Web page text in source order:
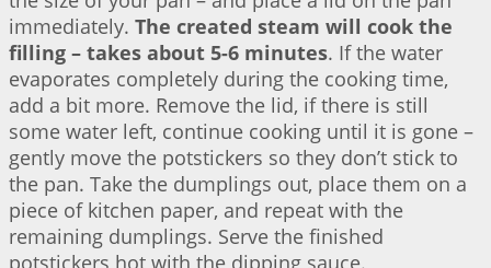
immediately. The created steam will cook the
filling – takes about 5-6 minutes. If the water
evaporates completely during the cooking time,
add a bit more. Remove the lid, if there is still
some water left, continue cooking until it is gone –
gently move the potstickers so they don’t stick to
the pan. Take the dumplings out, place them on a
piece of kitchen paper, and repeat with the
remaining dumplings. Serve the finished